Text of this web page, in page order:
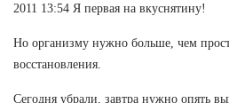
2011 13:54 Я первая на вкуснятину!
Но организму нужно больше, чем
восстановления.
Сегодня убрали, завтра нужно опять